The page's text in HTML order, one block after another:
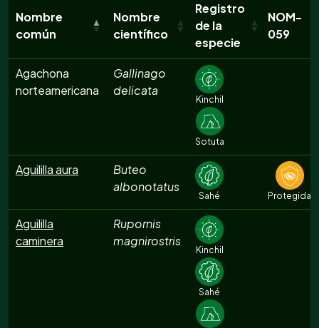
Nombre
común
Nombre
científico
Registro
de la
especie
NOM-
059
Agachona
norteamericana
Gallinago
delicata
Kinchil
Sotuta
Aguililla aura
Buteo
albonotatus
Sahé Protegida
Aguililla
caminera
Rupornis
magnirostris
Kinchil
Sahé